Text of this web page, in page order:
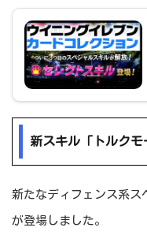
新スキル「トルク
新たなディフェンス系ス
が登場しました。